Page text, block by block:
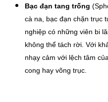
Bạc đạn tang trống
cà na, bạc đạn chặn trục
nghiệp có những viên bi
không thể tách rời. Với
nhạy cảm với lệch tâm
cong hay võng trục.